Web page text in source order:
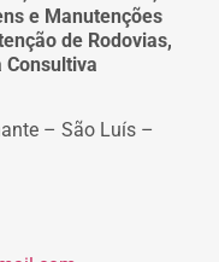
e Manutenções
de Rodovias,
Consultiva
– São Luís –